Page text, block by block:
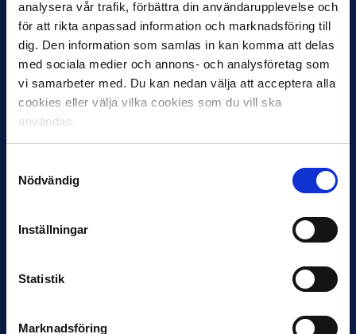
analysera vår trafik, förbättra din användarupplevelse och
för att rikta anpassad information och marknadsföring till
dig. Den information som samlas in kan komma att delas
med sociala medier och annons- och analysföretag som
vi samarbeter med. Du kan nedan välja att acceptera alla
cookies eller välja vilka cookies som du vill ska
användas.
Nödvändig
Inställningar
Statistik
Marknadsföring
12 JUNI
Favorit i repris för Sirius i maj
Samma vinnare som i…
VM-spelare med förflutet i Allsvenskan
Bosnien & Hercegovina Armin Gigovic — Helsingborgs IF
Dennis Hadžikadunić — Malmö FF / Trelleborg FF